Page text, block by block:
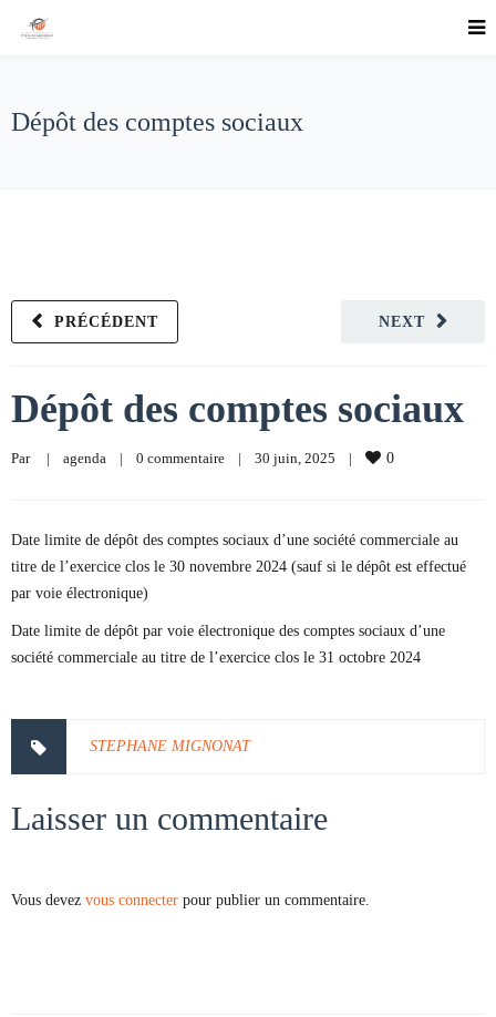
Dépôt des comptes sociaux
NEXT
PRÉCÉDENT
Dépôt des comptes sociaux
Par | agenda | 0 commentaire | 30 juin, 2025 | 0
Date limite de dépôt des comptes sociaux d’une société commerciale au
titre de l’exercice clos le 30 novembre 2024 (sauf si le dépôt est effectué
par voie électronique)
Date limite de dépôt par voie électronique des comptes sociaux d’une
société commerciale au titre de l’exercice clos le 31 octobre 2024
STEPHANE MIGNONAT
Laisser un commentaire
Vous devez vous connecter pour publier un commentaire.